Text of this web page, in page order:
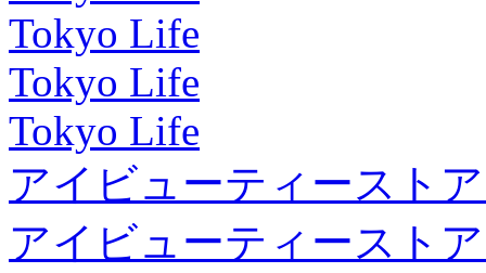
Tokyo Life
Tokyo Life
Tokyo Life
アイビューティースト
アイビューティースト